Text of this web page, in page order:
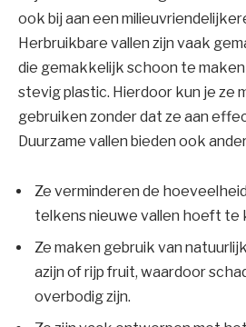
ook bij aan een
Herbruikbare vallen zijn vaak
die gemakkelijk schoon te maken
stevig plastic. Hierdoor kun je ze
gebruiken zonder dat ze aan
Duurzame vallen bieden ook
Ze verminderen de
telkens nieuwe vallen hoeft te
Ze maken gebruik van
azijn of rijp fruit, waardoor
overbodig zijn.